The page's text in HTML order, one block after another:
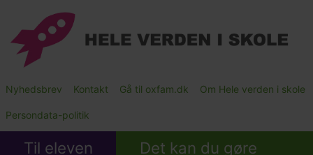
hovedindhold
Main
Submenu
Nyhedsbrev Kontakt Gå til oxfam.dk Om Hele verden i skole
Persondata-politik
Til eleven
Det kan du gøre